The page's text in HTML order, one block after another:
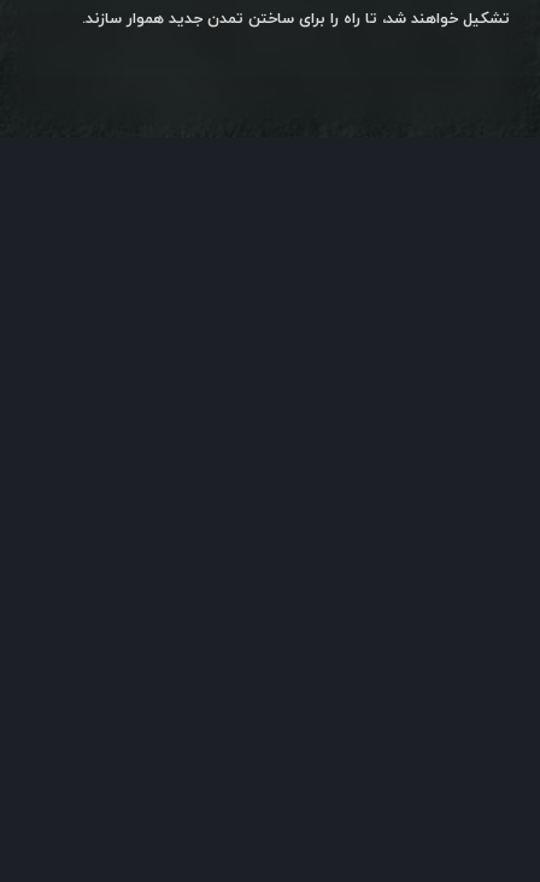
تشکیل خواهند شد، تا راه را برای ساختن تمدن جدید هموار سازند.